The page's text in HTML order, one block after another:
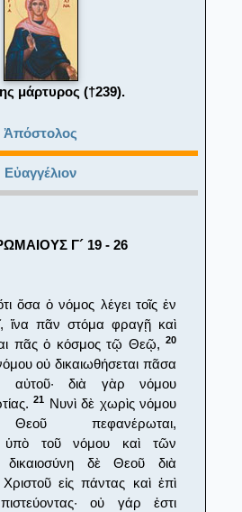
μάρτυρος (†239).
Ἀπόστολος
Εὐαγγέλιον
Γ´ 19 - 26
ὅσα ὁ νόμος λέγει τοῖς ἐν
ἵνα πᾶν στόμα φραγῇ καὶ
πᾶς ὁ κόσμος τῷ Θεῷ, 20
οὐ δικαιωθήσεται πᾶσα
αὐτοῦ· διὰ γὰρ νόμου
21 Νυνὶ δὲ χωρὶς νόμου
Θεοῦ πεφανέρωται,
ὑπὸ τοῦ νόμου καὶ τῶν
δὲ Θεοῦ διὰ
εἰς πάντας καὶ ἐπὶ
οὐ γάρ ἐστι